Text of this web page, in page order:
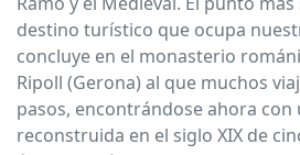
destino turístico que ocupa
concluye en el monasterio
Ripoll (Gerona) al que muchos
pasos, encontrándose ahora con
reconstruida en el siglo XIX de